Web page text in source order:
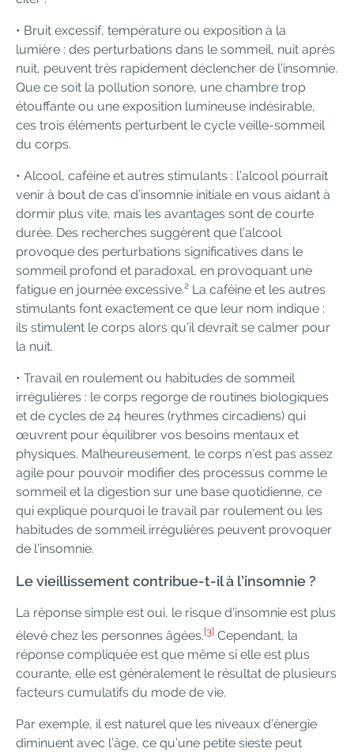
• Bruit excessif, température ou exposition à la
lumière : des perturbations dans le sommeil, nuit après
nuit, peuvent très rapidement déclencher de l’insomnie.
Que ce soit la pollution sonore, une chambre trop
étouffante ou une exposition lumineuse indésirable,
ces trois éléments perturbent le cycle veille-sommeil
du corps.
• Alcool, caféine et autres stimulants : l’alcool pourrait
venir à bout de cas d’insomnie initiale en vous aidant à
dormir plus vite, mais les avantages sont de courte
durée. Des recherches suggèrent que l’alcool
provoque des perturbations significatives dans le
sommeil profond et paradoxal, en provoquant une
fatigue en journée excessive.² La caféine et les autres
stimulants font exactement ce que leur nom indique :
ils stimulent le corps alors qu’il devrait se calmer pour
la nuit.
• Travail en roulement ou habitudes de sommeil
irrégulières : le corps regorge de routines biologiques
et de cycles de 24 heures (rythmes circadiens) qui
œuvrent pour équilibrer vos besoins mentaux et
physiques. Malheureusement, le corps n’est pas assez
agile pour pouvoir modifier des processus comme le
sommeil et la digestion sur une base quotidienne, ce
qui explique pourquoi le travail par roulement ou les
habitudes de sommeil irrégulières peuvent provoquer
de l’insomnie.
Le vieillissement contribue-t-il à l’insomnie ?
La réponse simple est oui, le risque d’insomnie est plus
élevé chez les personnes âgées.[3] Cependant, la
réponse compliquée est que même si elle est plus
courante, elle est généralement le résultat de plusieurs
facteurs cumulatifs du mode de vie.
Par exemple, il est naturel que les niveaux d’énergie
diminuent avec l’âge, ce qu’une petite sieste peut